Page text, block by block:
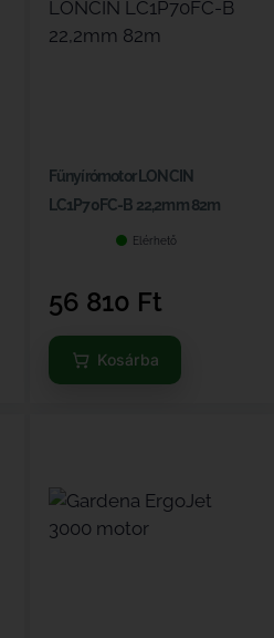
Fűnyírómotor LONCIN
LC1P70FC-B 22,2mm 82m
Elérhető
56 810 Ft
Kosárba